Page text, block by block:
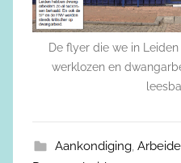
De flyer die we in
werklozen en
Aankondiging,